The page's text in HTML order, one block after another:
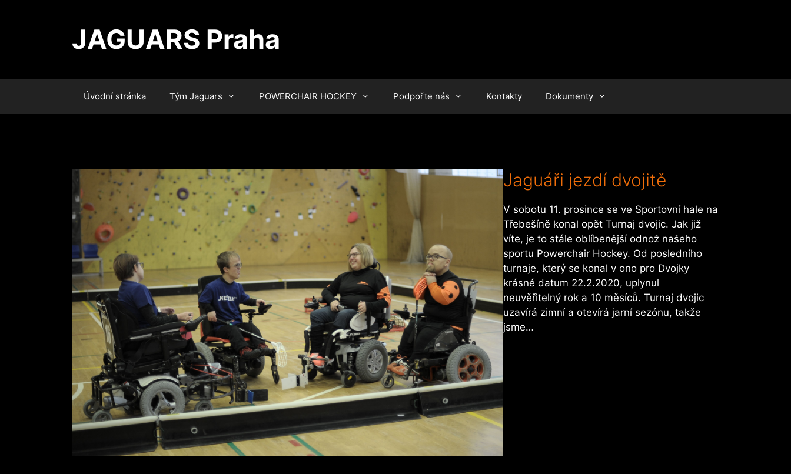
JAGUARS Praha
Úvodní stránka Tým Jaguars POWERCHAIR HOCKEY Podpořte nás Kontakty Dokumenty
Jaguáři jezdí dvojitě
V sobotu 11. prosince se ve Sportovní hale na
Třebešíně konal opět Turnaj dvojic. Jak již
víte, je to stále oblíbenější odnož našeho
sportu Powerchair Hockey. Od posledního
turnaje, který se konal v ono pro Dvojky
krásné datum 22.2.2020, uplynul
neuvěřitelný rok a 10 měsíců. Turnaj dvojic
uzavírá zimní a otevírá jarní sezónu, takže
jsme…